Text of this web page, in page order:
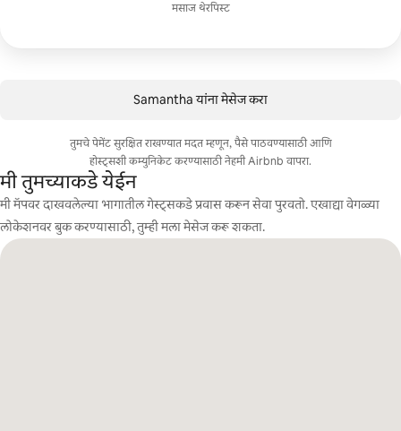
मसाज थेरपिस्ट
Samantha यांना मेसेज करा
तुमचे पेमेंट सुरक्षित राखण्यात मदत म्हणून, पैसे पाठवण्यासाठी आणि
होस्ट्सशी कम्युनिकेट करण्यासाठी नेहमी Airbnb वापरा.
मी तुमच्याकडे येईन
मी मॅपवर दाखवलेल्या भागातील गेस्ट्सकडे प्रवास करून सेवा पुरवतो. एखाद्या वेगळ्या
लोकेशनवर बुक करण्यासाठी, तुम्ही मला मेसेज करू शकता.